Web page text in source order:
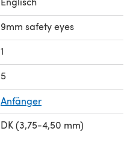
9mm safety eyes
1
5
Anfänger
DK (3,75-4,50 mm)